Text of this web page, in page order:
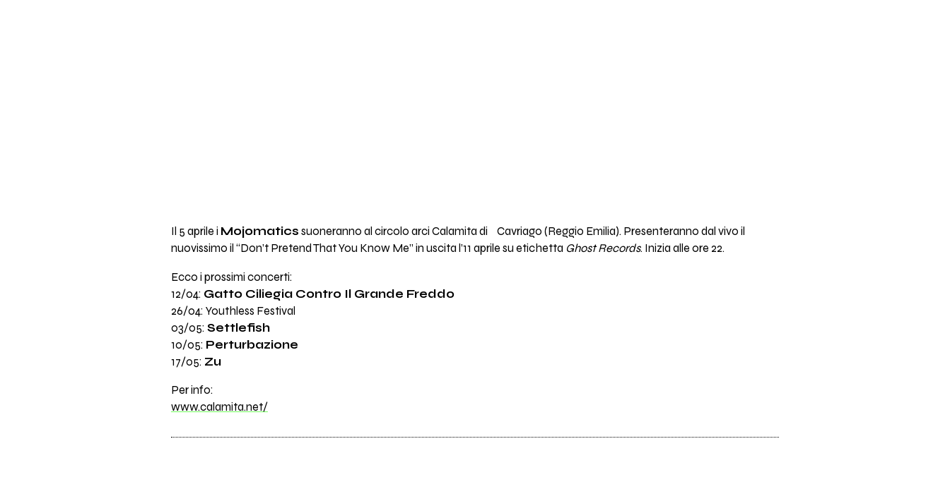
Il 5 aprile i Mojomatics suoneranno al circolo arci Calamita di Cavriago (Reggio Emilia). Presenteranno dal vivo il
nuovissimo il “Don’t Pretend That You Know Me” in uscita l’11 aprile su etichetta Ghost Records. Inizia alle ore 22.
Ecco i prossimi concerti:
12/04: Gatto Ciliegia Contro Il Grande Freddo
26/04: Youthless Festival
03/05: Settlefish
10/05: Perturbazione
17/05: Zu
Per info:
www.calamita.net/